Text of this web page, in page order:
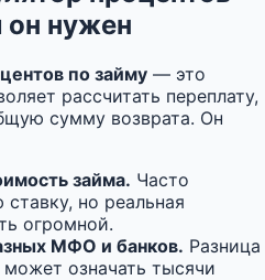
он нужен
по займу — это
рассчитать переплату,
сумму возврата. Он
займа. Часто
но реальная
огромной.
МФО и банков. Разница
может означать тысячи